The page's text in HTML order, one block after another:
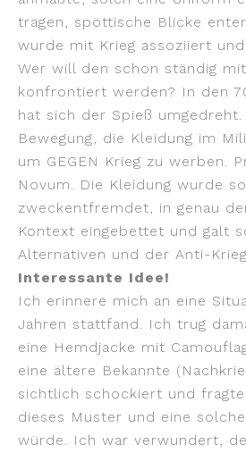
tragen, spöttische Blicke
wurde mit Krieg assoziiert
Wer will den schon ständig
konfrontiert werden? In den
hat sich der Spieß
Bewegung, die Kleidung im
um GEGEN Krieg zu werben.
Novum. Die Kleidung wurde
zweckentfremdet, in genau
Kontext eingebettet und galt
Alternativen und der Anti-
Interessante Idee!
Ich erinnere mich an eine
Jahren stattfand. Ich trug
eine Hemdjacke mit
eine ältere Bekannte
sichtlich schockiert und
dieses Muster und eine
würde. Ich war verwundert,